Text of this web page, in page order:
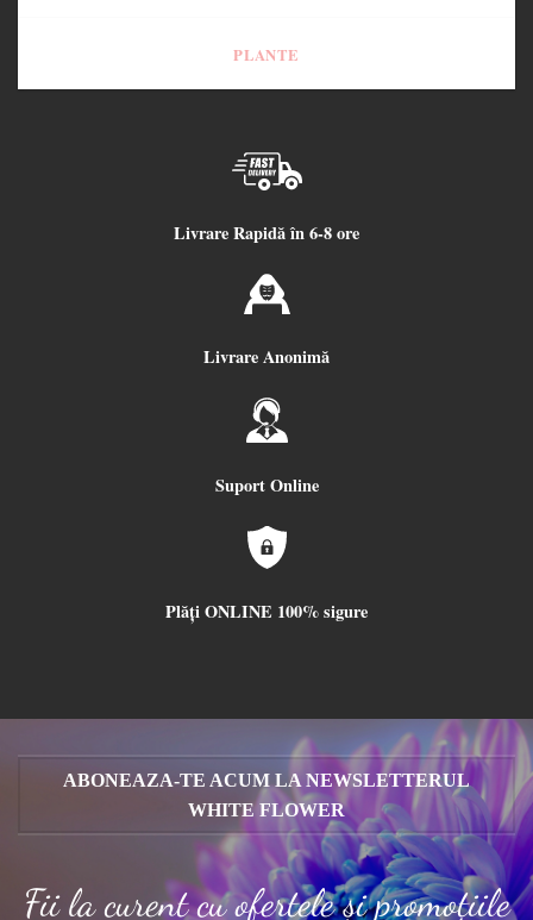
PLANTE
Livrare Rapidă în 6-8 ore
Livrare Anonimă
Suport Online
Plăți ONLINE 100% sigure
ABONEAZA-TE ACUM LA NEWSLETTERUL
WHITE FLOWER
Fii la curent cu ofertele și promoțiile